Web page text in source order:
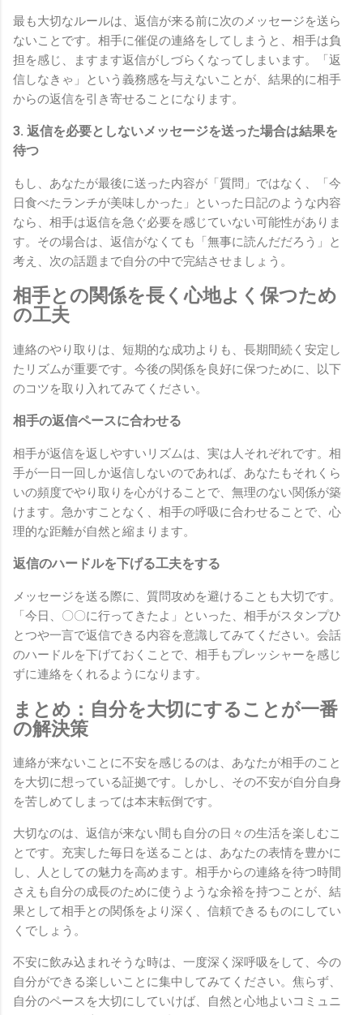
最も大切なルールは、返信が来る前に次のメッセージを送ら
ないことです。相手に催促の連絡をしてしまうと、相手は負
担を感じ、ますます返信がしづらくなってしまいます。「返
信しなきゃ」という義務感を与えないことが、結果的に相手
からの返信を引き寄せることになります。
3. 返信を必要としないメッセージを送った場合は結果を
待つ
もし、あなたが最後に送った内容が「質問」ではなく、「今
日食べたランチが美味しかった」といった日記のような内容
なら、相手は返信を急ぐ必要を感じていない可能性がありま
す。その場合は、返信がなくても「無事に読んだだろう」と
考え、次の話題まで自分の中で完結させましょう。
相手との関係を長く心地よく保つため
の工夫
連絡のやり取りは、短期的な成功よりも、長期間続く安定し
たリズムが重要です。今後の関係を良好に保つために、以下
のコツを取り入れてみてください。
相手の返信ペースに合わせる
相手が返信を返しやすいリズムは、実は人それぞれです。相
手が一日一回しか返信しないのであれば、あなたもそれくら
いの頻度でやり取りを心がけることで、無理のない関係が築
けます。急かすことなく、相手の呼吸に合わせることで、心
理的な距離が自然と縮まります。
返信のハードルを下げる工夫をする
メッセージを送る際に、質問攻めを避けることも大切です。
「今日、〇〇に行ってきたよ」といった、相手がスタンプひ
とつや一言で返信できる内容を意識してみてください。会話
のハードルを下げておくことで、相手もプレッシャーを感じ
ずに連絡をくれるようになります。
まとめ：自分を大切にすることが一番
の解決策
連絡が来ないことに不安を感じるのは、あなたが相手のこと
を大切に想っている証拠です。しかし、その不安が自分自身
を苦しめてしまっては本末転倒です。
大切なのは、返信が来ない間も自分の日々の生活を楽しむこ
とです。充実した毎日を送ることは、あなたの表情を豊かに
し、人としての魅力を高めます。相手からの連絡を待つ時間
さえも自分の成長のために使うような余裕を持つことが、結
果として相手との関係をより深く、信頼できるものにしてい
くでしょう。
不安に飲み込まれそうな時は、一度深く深呼吸をして、今の
自分ができる楽しいことに集中してみてください。焦らず、
自分のペースを大切にしていけば、自然と心地よいコミュニ